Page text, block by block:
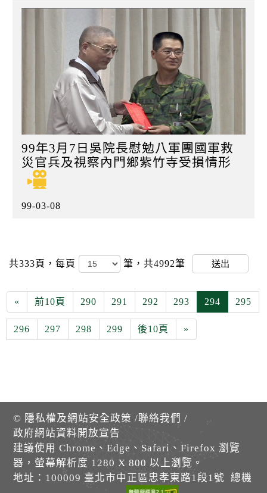
99年3月7日吳院長慰勉八軍團國軍救
災官兵及視察內門鄉紫竹寺受損情形
99-03-08
共333頁， 每頁 筆，共4992筆 送出
« 前10頁 290 291 292 293 294 295
296 297 298 299 後10頁 »
© 隱私權及網站安全政策 /聯絡我們 /
政府網站資料開放宣告
建議使用 Chrome、Edge、Safari、Firefox 瀏覽
器，螢幕解析度 1280 X 800 以上瀏覽。
地址：100009 臺北市中正區忠孝東路1段1號 總機